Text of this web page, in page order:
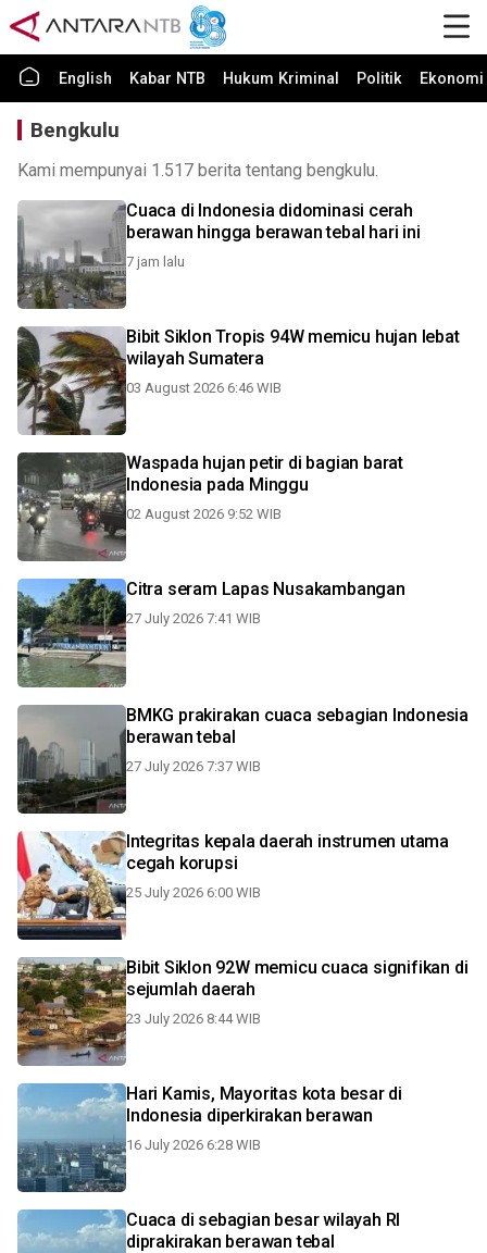
English Kabar NTB Hukum Kriminal Politik
Bengkulu
Kami mempunyai 1.517 berita tentang bengkulu.
Cuaca di Indonesia didominasi cerah
berawan hingga berawan tebal hari ini
7 jam lalu
Bibit Siklon Tropis 94W memicu hujan lebat
wilayah Sumatera
03 August 2026 6:46 WIB
Waspada hujan petir di bagian barat
Indonesia pada Minggu
02 August 2026 9:52 WIB
Citra seram Lapas Nusakambangan
27 July 2026 7:41 WIB
BMKG prakirakan cuaca sebagian Indonesia
berawan tebal
27 July 2026 7:37 WIB
Integritas kepala daerah instrumen utama
cegah korupsi
25 July 2026 6:00 WIB
Bibit Siklon 92W memicu cuaca signifikan di
sejumlah daerah
23 July 2026 8:44 WIB
Hari Kamis, Mayoritas kota besar di
Indonesia diperkirakan berawan
16 July 2026 6:28 WIB
Cuaca di sebagian besar wilayah RI
diprakirakan berawan tebal